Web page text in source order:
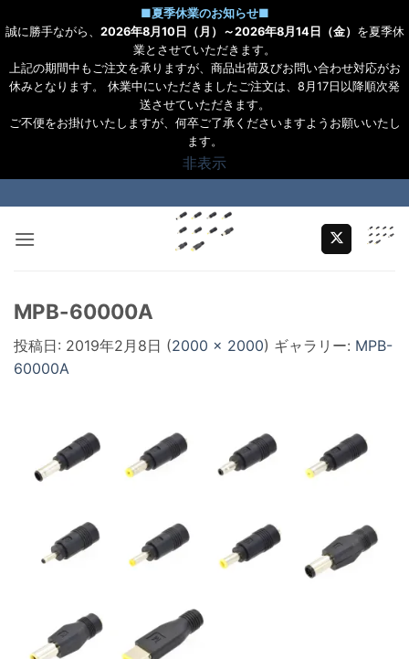
■夏季休業のお知らせ■
誠に勝手ながら、 2026年8月10日（月）～2026年8月14日（金） を夏季休
業とさせていただきます。
上記の期間中もご注文を承りますが、商品出荷及びお問い合わせ対応がお
休みとなります。 休業中にいただきましたご注文は、8月17日以降順次発
送させていただきます。
ご不便をお掛けいたしますが、何卒ご了承くださいますようお願いいたし
ます。
非表示
to
content
MPB-60000A
投稿日: 2019年2月8日 (2000 × 2000) ギャラリー: MPB-
60000A